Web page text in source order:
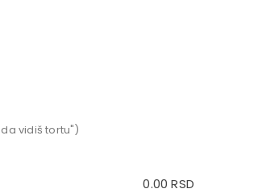
vidiš tortu")
0.00RSD